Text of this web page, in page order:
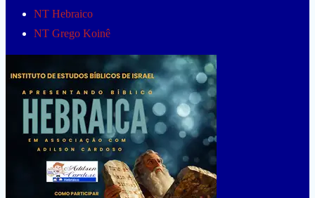
NT Hebraico
NT Grego Koinê